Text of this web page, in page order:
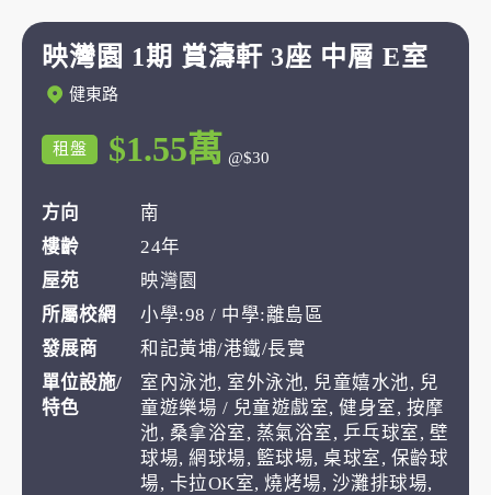
映灣園 1期 賞濤軒 3座 中層 E室
健東路
租盤 $1.55萬 @$30
方向
南
樓齡
24年
屋苑
映灣園
所屬校網
小學:98 / 中學:離島區
發展商
和記黃埔/港鐵/長實
單位設施/
特色
室內泳池, 室外泳池, 兒童嬉水池, 兒
童遊樂場 / 兒童遊戲室, 健身室, 按摩
池, 桑拿浴室, 蒸氣浴室, 乒乓球室, 壁
球場, 網球場, 籃球場, 桌球室, 保齡球
場, 卡拉OK室, 燒烤場, 沙灘排球場,